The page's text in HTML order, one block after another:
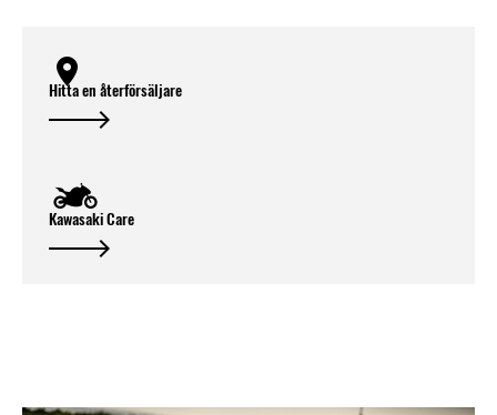
Hitta en återförsäljare
Kawasaki Care